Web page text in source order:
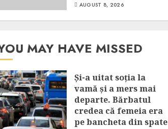
AUGUST 8, 2026
MAY HAVE MISSED
Și-a uitat soția la
vamă și a mers mai
departe. Bărbatul
credea că femeia era
pe bancheta din spate